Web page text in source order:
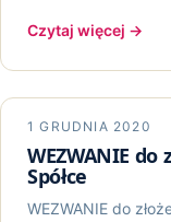
Czytaj więcej →
1 GRUDNIA 2020
WEZWANIE
Spółce
WEZWANIE do